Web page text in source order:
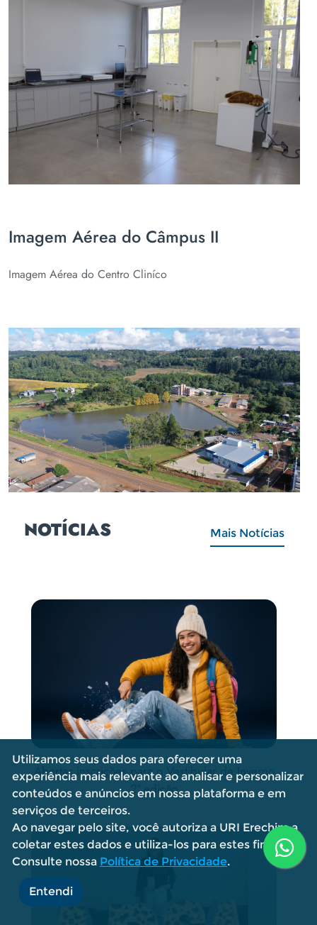
Imagem Aérea do Câmpus II
Imagem Aérea do Centro Cliníco
NOTÍCIAS Mais Notícias
Atendimento odontológico integra atividades
práticas no Centro Clínico Veterinário
Utilizamos seus dados para oferecer uma
experiência mais relevante ao analisar e personalizar
conteúdos e anúncios em nossa plataforma e em
serviços de terceiros.
Ao navegar pelo site, você autoriza a URI Erechim a
coletar estes dados e utiliza-los para estes fins.
Consulte nossa Política de Privacidade.
Entendi